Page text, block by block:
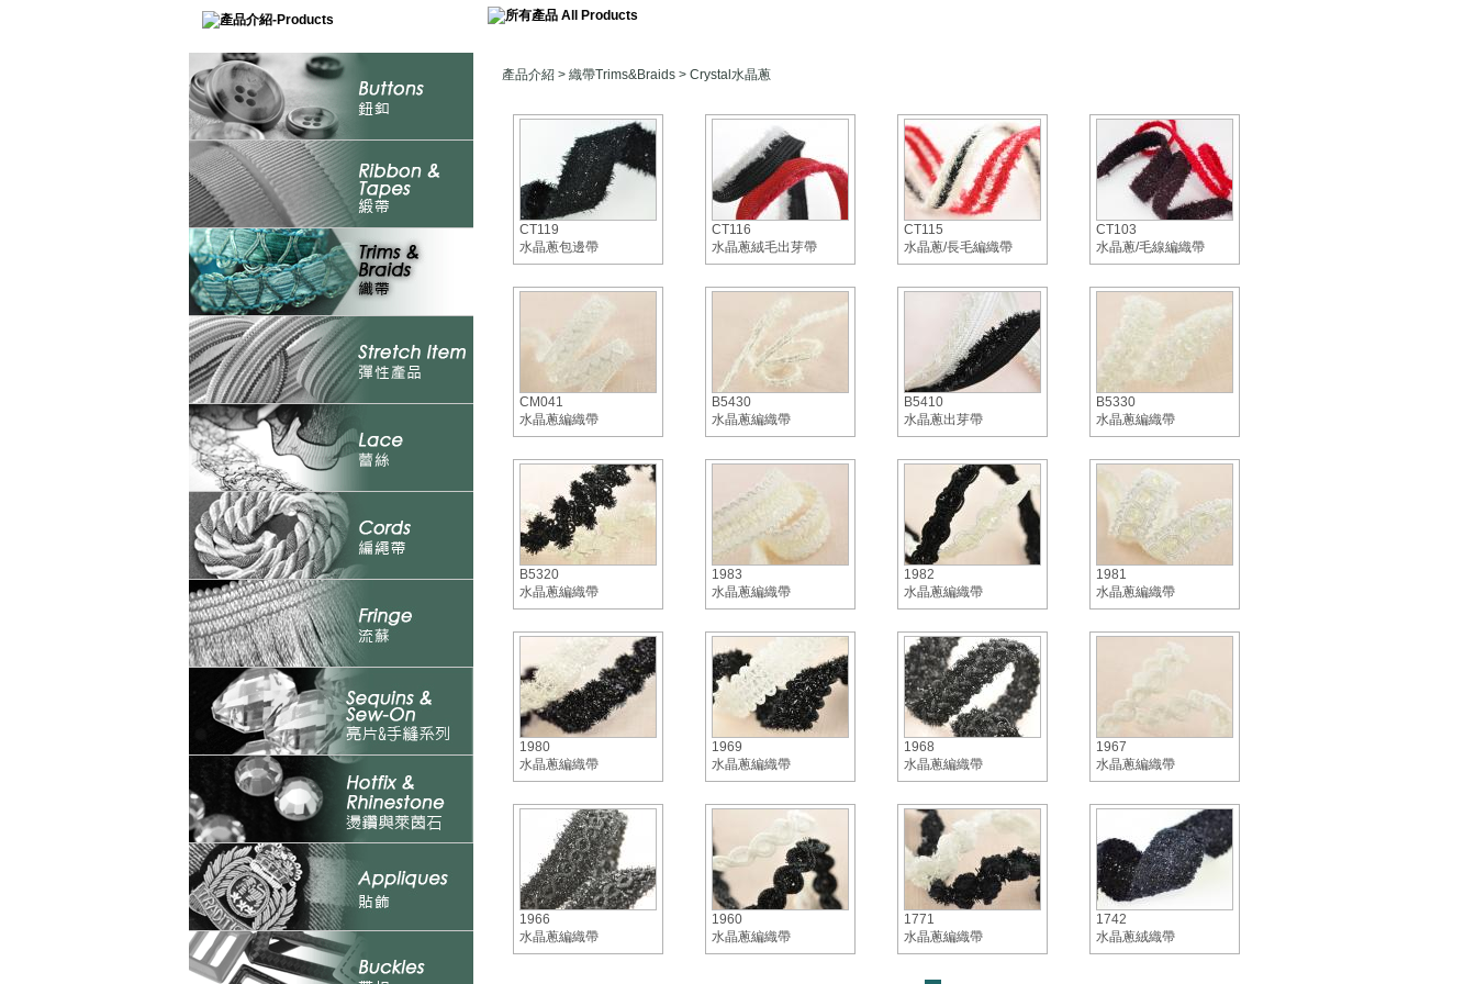
產品介紹 > 織帶Trims&Braids > Crystal水晶蔥
CT119
水晶蔥包邊帶
CT116
水晶蔥絨毛出芽帶
CT115
水晶蔥/長毛編織帶
CT103
水晶蔥/毛線編織帶
CM041
水晶蔥編織帶
B5430
水晶蔥編織帶
B5410
水晶蔥出芽帶
B5330
水晶蔥編織帶
B5320
水晶蔥編織帶
1983
水晶蔥編織帶
1982
水晶蔥編織帶
1981
水晶蔥編織帶
1980
水晶蔥編織帶
1969
水晶蔥編織帶
1968
水晶蔥編織帶
1967
水晶蔥編織帶
1966
水晶蔥編織帶
1960
水晶蔥編織帶
1771
水晶蔥編織帶
1742
水晶蔥絨織帶